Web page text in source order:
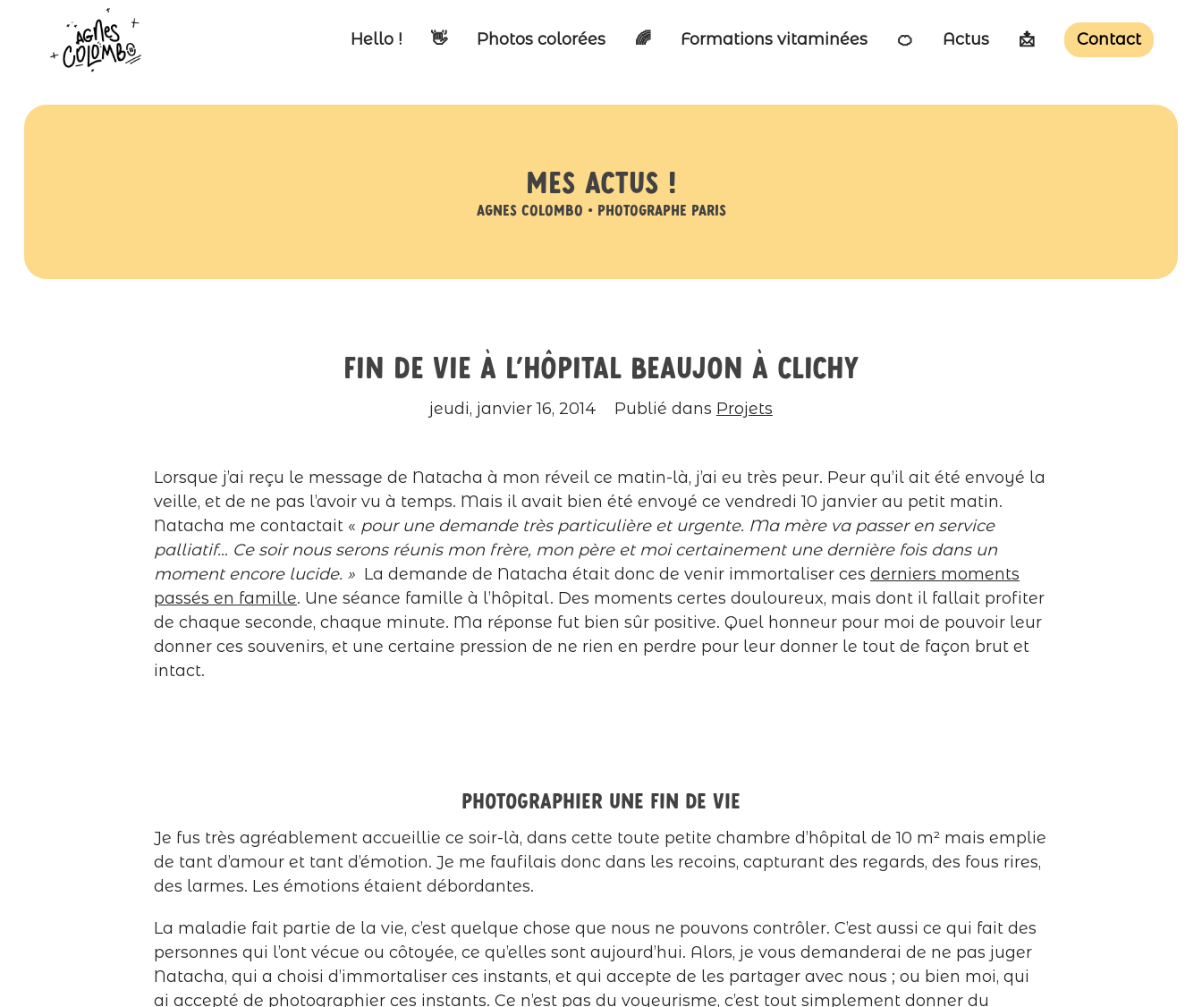
Hello ! 👋 Photos colorées 🌈 Formations vitaminées 🍊 Actus 📩 Contact
Mes actus !
Agnes Colombo • Photographe Paris
Fin de vie à l’hôpital Beaujon à Clichy
jeudi, janvier 16, 2014 Publié dans Projets
Lorsque j’ai reçu le message de Natacha à mon réveil ce matin-là, j’ai eu très peur. Peur qu’il ait été envoyé la
veille, et de ne pas l’avoir vu à temps. Mais il avait bien été envoyé ce vendredi 10 janvier au petit matin.
Natacha me contactait « pour une demande très particulière et urgente. Ma mère va passer en service
palliatif… Ce soir nous serons réunis mon frère, mon père et moi certainement une dernière fois dans un
moment encore lucide. » La demande de Natacha était donc de venir immortaliser ces derniers moments
passés en famille. Une séance famille à l’hôpital. Des moments certes douloureux, mais dont il fallait profiter
de chaque seconde, chaque minute. Ma réponse fut bien sûr positive. Quel honneur pour moi de pouvoir leur
donner ces souvenirs, et une certaine pression de ne rien en perdre pour leur donner le tout de façon brut et
intact.
Photographier une fin de vie
Je fus très agréablement accueillie ce soir-là, dans cette toute petite chambre d’hôpital de 10 m² mais emplie
de tant d’amour et tant d’émotion. Je me faufilais donc dans les recoins, capturant des regards, des fous rires,
des larmes. Les émotions étaient débordantes.
La maladie fait partie de la vie, c’est quelque chose que nous ne pouvons contrôler. C’est aussi ce qui fait des
personnes qui l’ont vécue ou côtoyée, ce qu’elles sont aujourd’hui. Alors, je vous demanderai de ne pas juger
Natacha, qui a choisi d’immortaliser ces instants, et qui accepte de les partager avec nous ; ou bien moi, qui
ai accepté de photographier ces instants. Ce n’est pas du voyeurisme, c’est tout simplement donner du